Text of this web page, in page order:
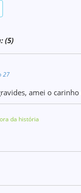
(5)
27
amei o carinho
da história